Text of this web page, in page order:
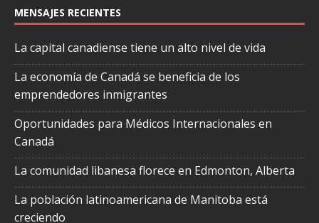
MENSAJES RECIENTES
La capital canadiense tiene un alto nivel de vida
La economía de Canadá se beneficia de los
emprendedores inmigrantes
Oportunidades para Médicos Internacionales en
Canadá
La comunidad libanesa florece en Edmonton, Alberta
La población latinoamericana de Manitoba está
creciendo